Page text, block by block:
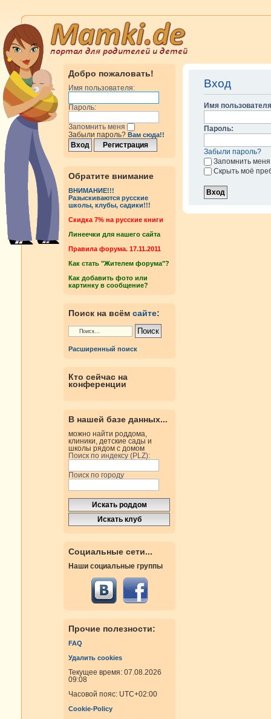
Добро пожаловать!
Имя пользователя:
Пароль:
Запомнить меня
Забыли пароль? Вам сюда!!
Обратите внимание
ВНИМАНИЕ!!!
Разыскиваются русские
школы, клубы, садики!!!
Cкидка 7% на русские книги
Линеечки для нашего сайта
Правила форума. 17.11.2011
Как стать "Жителем форума"?
Как добавить фото или
картинку в сообщение?
Поиск на всём сайте:
Расширенный поиск
Кто сейчас на
конференции
В нашей базе данных...
можно найти роддома,
клиники, детские сады и
школы рядом с домом
Поиск по индексу (PLZ):
Поиск по городу
Социальные сети...
Наши социальные группы
Прочие полезности:
FAQ
Удалить cookies
Текущее время: 07.08.2026
09:08
Часовой пояс: UTC+02:00
Cookie-Policy
Вход
Имя
Пароль:
Забыли пароль?
Запомнить меня
Скрыть моё